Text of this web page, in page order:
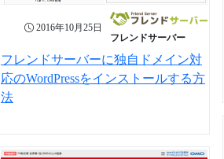
2016年10月25日
フレンドサーバー
フレンドサーバーに独自ドメイン対
応のWordPressをインストールする方
法